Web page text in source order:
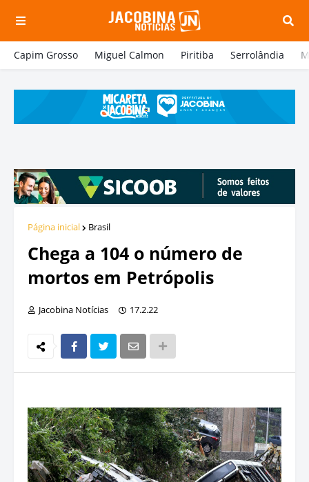
Capim Grosso Miguel Calmon Piritiba Serrolândia
Página inicial Brasil
Chega a 104 o número de
mortos em Petrópolis
Jacobina Notícias 17.2.22